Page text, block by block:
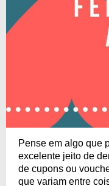
Pense em algo que
excelente jeito de
de cupons ou
que variam entre